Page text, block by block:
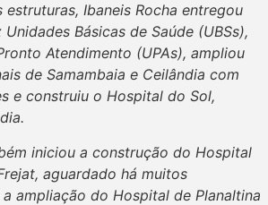
estruturas, Ibaneis Rocha entregou
Básicas de Saúde (UBSs),
Atendimento (UPAs), ampliou
de Samambaia e Ceilândia com
e construiu o Hospital do Sol,
iniciou a construção do Hospital
aguardado há muitos
a ampliação do Hospital de Planaltina